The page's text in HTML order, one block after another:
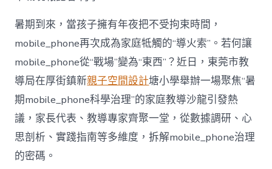
治
理
難
題？
讓
mobilJIUYI
俱
意
空
間
設
暑期到來，當孩子擁有年夜把不受拘束時間，
mobile_phone再次成為家庭牴觸的“導火索”。若何讓
mobile_phone從“戰場”變為“東西”？近日，東莞市教
導局在厚街鎮新親子空間設計塘小學舉辦一場聚焦“暑
期mobile_phone科學治理”的家庭教導沙龍引發熱
議，家長代表、教導專家齊聚一堂，從數據調研、心
思剖析、實踐指南等多維度，拆解mobile_phone治理
的密碼。